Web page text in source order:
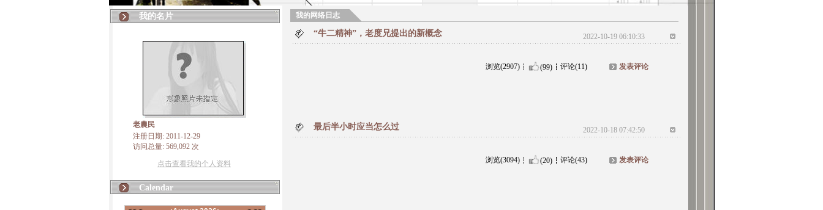
我的名片
老農民
注册日期: 2011-12-29
访问总量: 569,092 次
点击查看我的个人资料
Calendar
我的网络日志
“牛二精神”，老度兄提出的新概念 2022-10-19 06:10:33
浏览(2907) (99) 评论(11) 发表评论
最后半小时应当怎么过 2022-10-18 07:42:50
浏览(3094) (20) 评论(43) 发表评论